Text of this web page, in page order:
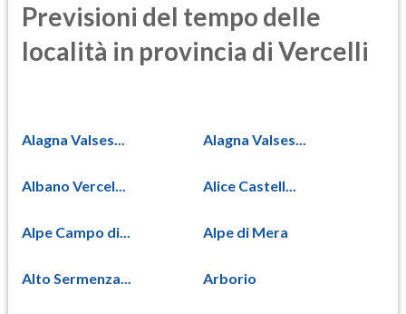
Previsioni del tempo delle
località in provincia di Vercelli
Alagna Valses... Alagna Valses...
Albano Vercel... Alice Castell...
Alpe Campo di... Alpe di Mera
Alto Sermenza... Arborio